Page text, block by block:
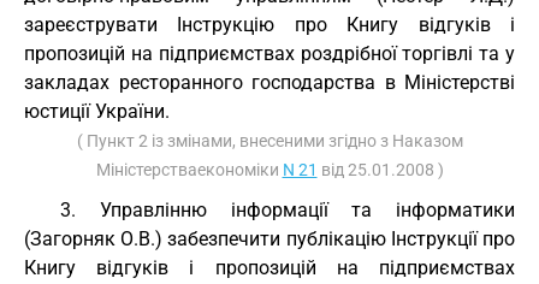
зареєструвати Інструкцію про Книгу відгуків і
пропозицій на підприємствах роздрібної торгівлі та у
закладах ресторанного господарства в Міністерстві
юстиції України.
( Пункт 2 із змінами, внесеними згідно з Наказом
Міністерстваекономіки N 21 від 25.01.2008 )
3. Управлінню інформації та інформатики
(Загорняк О.В.) забезпечити публікацію Інструкції про
Книгу відгуків і пропозицій на підприємствах